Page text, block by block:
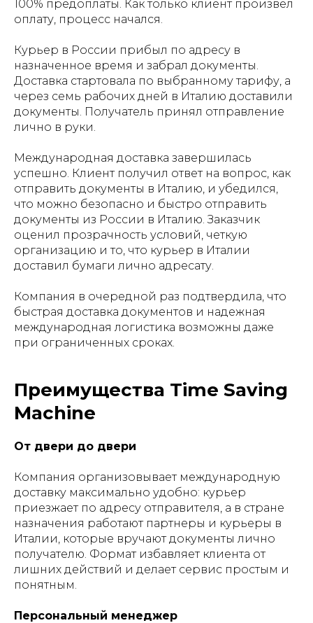
100% предоплаты. Как только клиент произвел
оплату, процесс начался.
Курьер в России прибыл по адресу в
назначенное время и забрал документы.
Доставка стартовала по выбранному тарифу, а
через семь рабочих дней в Италию доставили
документы. Получатель принял отправление
лично в руки.
Международная доставка завершилась
успешно. Клиент получил ответ на вопрос, как
отправить документы в Италию, и убедился,
что можно безопасно и быстро отправить
документы из России в Италию. Заказчик
оценил прозрачность условий, четкую
организацию и то, что курьер в Италии
доставил бумаги лично адресату.
Компания в очередной раз подтвердила, что
быстрая доставка документов и надежная
международная логистика возможны даже
при ограниченных сроках.
Преимущества Time Saving
Machine
От двери до двери
Компания организовывает международную
доставку максимально удобно: курьер
приезжает по адресу отправителя, а в стране
назначения работают партнеры и курьеры в
Италии, которые вручают документы лично
получателю. Формат избавляет клиента от
лишних действий и делает сервис простым и
понятным.
Персональный менеджер